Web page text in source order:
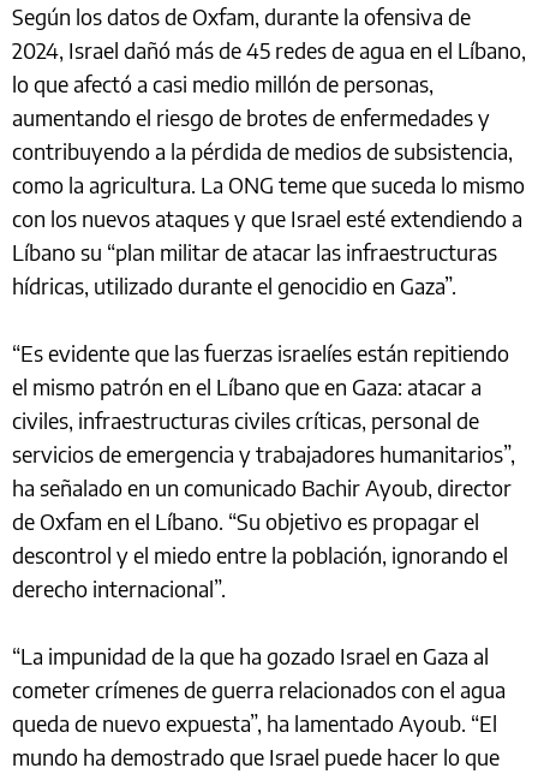
Según los datos de Oxfam, durante la ofensiva de
2024, Israel dañó más de 45 redes de agua en el Líbano,
lo que afectó a casi medio millón de personas,
aumentando el riesgo de brotes de enfermedades y
contribuyendo a la pérdida de medios de subsistencia,
como la agricultura. La ONG teme que suceda lo mismo
con los nuevos ataques y que Israel esté extendiendo a
Líbano su “plan militar de atacar las infraestructuras
hídricas, utilizado durante el genocidio en Gaza”.
“Es evidente que las fuerzas israelíes están repitiendo
el mismo patrón en el Líbano que en Gaza: atacar a
civiles, infraestructuras civiles críticas, personal de
servicios de emergencia y trabajadores humanitarios”,
ha señalado en un comunicado Bachir Ayoub, director
de Oxfam en el Líbano. “Su objetivo es propagar el
descontrol y el miedo entre la población, ignorando el
derecho internacional”.
“La impunidad de la que ha gozado Israel en Gaza al
cometer crímenes de guerra relacionados con el agua
queda de nuevo expuesta”, ha lamentado Ayoub. “El
mundo ha demostrado que Israel puede hacer lo que